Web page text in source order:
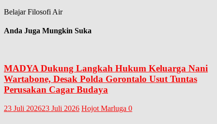
Belajar Filosofi Air
Anda Juga Mungkin Suka
MADYA Dukung Langkah Hukum Keluarga Nani
Wartabone, Desak Polda Gorontalo Usut Tuntas
Perusakan Cagar Budaya
23 Juli 202623 Juli 2026 Hojot Marluga 0